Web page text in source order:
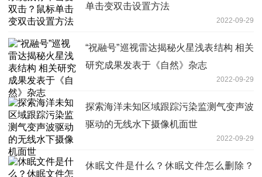
单击变双击设置方法
2022-09-29
“祝融号”巡视雷达揭秘火星浅表结构 相关
研究成果发表于《自然》杂志
2022-09-29
探索海洋未知区域跟踪污染监测气变声波
驱动的无线水下摄像机面世
2022-09-29
休眠文件是什么？休眠文件怎么删除？